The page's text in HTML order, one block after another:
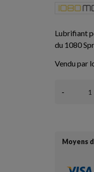
Lubrifiant
du 1080
Vendu par
-
Moyens